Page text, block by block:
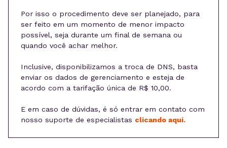
Por isso o procedimento deve ser planejado, para
ser feito em um momento de menor impacto
possível, seja durante um final de semana ou
quando você achar melhor.
Inclusive, disponibilizamos a troca de DNS, basta
enviar os dados de gerenciamento e esteja de
acordo com a tarifação única de R$ 10,00.
E em caso de dúvidas, é só entrar em contato com
nosso suporte de especialistas clicando aqui.